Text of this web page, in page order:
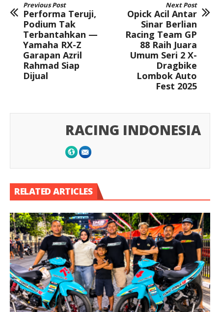
Previous Post
Performa Teruji,
Podium Tak
Terbantahkan —
Yamaha RX-Z
Garapan Azril
Rahmad Siap
Dijual
Next Post
Opick Acil Antar
Sinar Berlian
Racing Team GP
88 Raih Juara
Umum Seri 2 X-
Dragbike
Lombok Auto
Fest 2025
RACING INDONESIA
RELATED ARTICLES